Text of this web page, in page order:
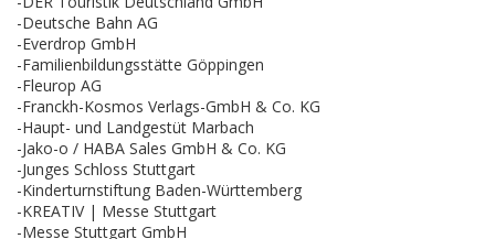
-Deutsche Bahn AG
-Everdrop GmbH
-Familienbildungsstätte Göppingen
-Fleurop AG
-Franckh-Kosmos Verlags-GmbH & Co. KG
-Haupt- und Landgestüt Marbach
-Jako-o / HABA Sales GmbH & Co. KG
-Junges Schloss Stuttgart
-Kinderturnstiftung Baden-Württemberg
-KREATIV | Messe Stuttgart
-Messe Stuttgart GmbH